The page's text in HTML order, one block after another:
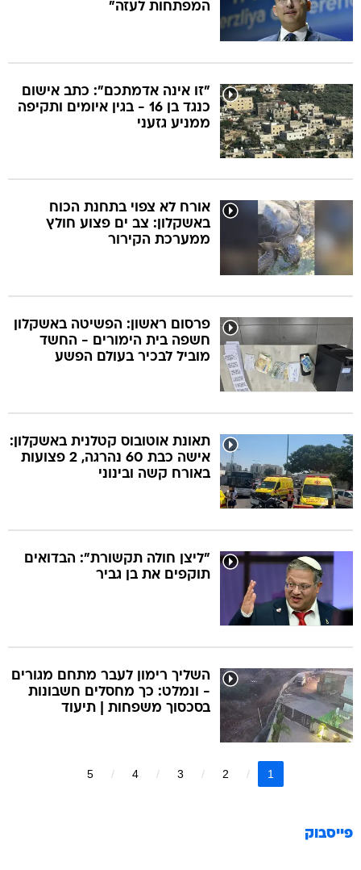
המפתחות לעזה"
"זו אינה אדמתכם": כתב אישום
כנגד בן 16 - בגין איומים ותקיפה
ממניע גזעני
אורח לא צפוי בתחנת הכוח
באשקלון: צב ים פצוע חולץ
ממערכת הקירור
פרסום ראשון: הפשיטה באשקלון
חשפה בית הימורים - החשד
מוביל לבכיר בעולם הפשע
תאונת אוטובוס קטלנית באשקלון:
אישה כבת 60 נהרגה, 2 פצועות
באורח קשה ובינוני
"ליצן חולה תקשורת": הבדואים
תוקפים את בן גביר
השליך רימון לעבר מתחם מגורים
- ונמלט: כך מחסלים חשבונות
בסכסוך משפחות | תיעוד
1
2
3
4
5
פייסבוק